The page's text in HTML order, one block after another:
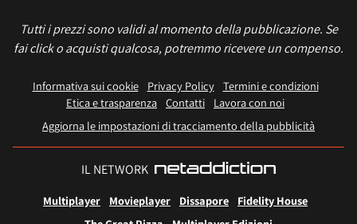
Tutti i prezzi sono validi al momento della pubblicazione. Se
fai click o acquisti qualcosa, potremmo ricevere un compenso.
Informativa sui cookie Privacy Policy
Termini e condizioni
Etica e trasparenza Contatti
Lavora con noi
Aggiorna le impostazioni di tracciamento della pubblicità
IL NETWORK
Multiplayer Movieplayer Dissapore
Fidelity House